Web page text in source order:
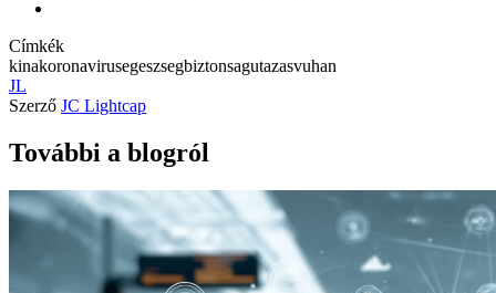
Címkék
kinakoronavirusegeszsegbiztonsagutazasvuhan
JL
Szerző JC Lightcap
További a blogról